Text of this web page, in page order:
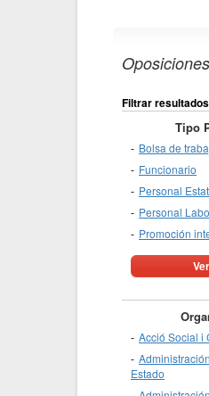
Filtrar
Tipo
Bolsa de
Funcionario
Personal
Personal
Promoción
Acció Social i
Estado